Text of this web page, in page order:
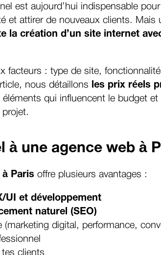
est aujourd’hui indispensable
et attirer de nouveaux clients. Mais
la création d’un site internet
facteurs : type de site,
nous détaillons
les prix réels
éléments qui influencent le budget
à une agence web à
Paris offre plusieurs avantages :
UI et développement
naturel (SEO)
digital, performance,
tes clients